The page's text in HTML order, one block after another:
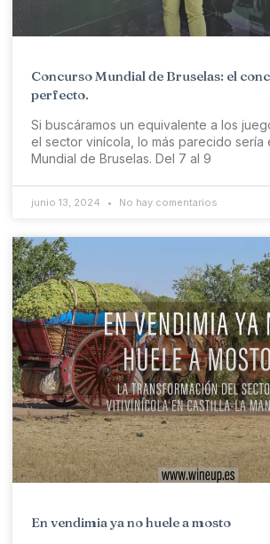
Concurso Mundial de Bruselas: el
perfecto.
Si buscáramos un equivalente a los
el sector vinícola, lo más parecido sería
Mundial de Bruselas. Del 7 al 9
junio 13, 2024 No hay comentarios
En vendimia ya no huele a mosto